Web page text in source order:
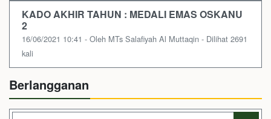
KADO AKHIR TAHUN : MEDALI EMAS OSKANU
2
16/06/2021 10:41 - Oleh MTs Salafiyah Al Muttaqin - Dilihat 2691
kali
Berlangganan